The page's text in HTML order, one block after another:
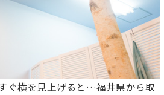
ぐ横を見上げると…福井県から取